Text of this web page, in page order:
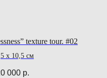
texture tour. #02
х 10,5 см
000 р.